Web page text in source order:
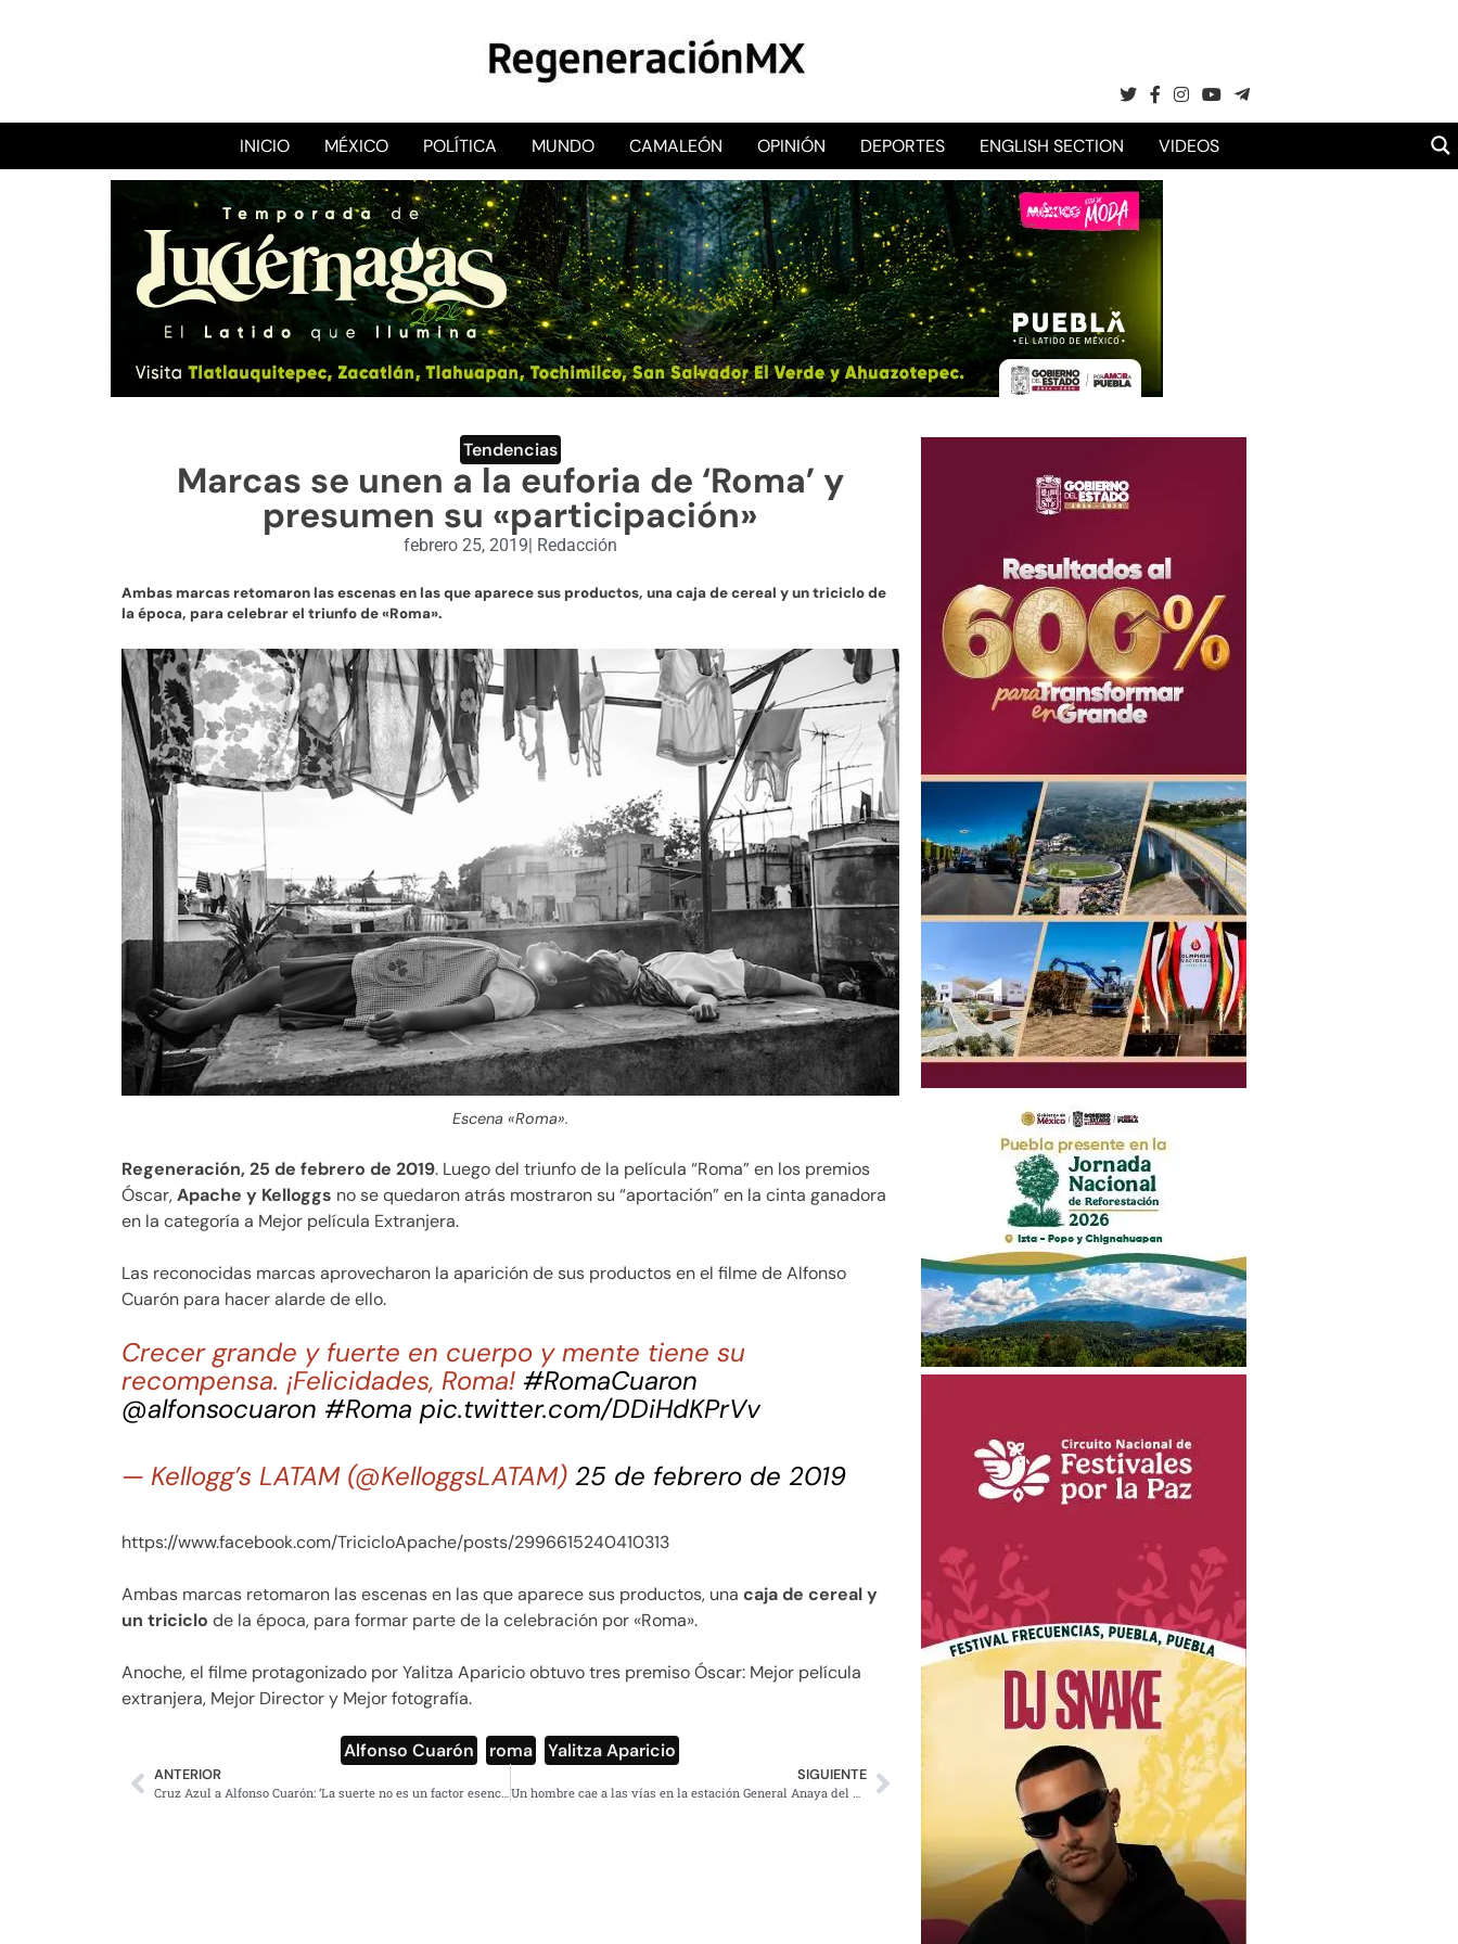
RegeneraciónMX
Sitio de noticias libre e independiente
INICIO MÉXICO POLÍTICA MUNDO CAMALEÓN OPINIÓN DEPORTES ENGLISH SECTION VIDEOS
Tendencias
Marcas se unen a la euforia de ‘Roma’ y
presumen su «participación»
febrero 25, 2019 Redacción
Ambas marcas retomaron las escenas en las que aparece sus productos, una caja de cereal y un triciclo de
la época, para celebrar el triunfo de «Roma».
Escena «Roma».
Regeneración, 25 de febrero de 2019. Luego del triunfo de la película “Roma” en los premios
Óscar,Apache y Kelloggs no se quedaron atrás mostraron su “aportación” en la cinta ganadora
en la categoría a Mejor película Extranjera.
Las reconocidas marcas aprovecharon la aparición de sus productos en el filme de Alfonso
Cuarón para hacer alarde de ello.
Crecer grande y fuerte en cuerpo y mente tiene su
recompensa. ¡Felicidades, Roma! #RomaCuaron
@alfonsocuaron #Roma pic.twitter.com/DDiHdKPrVv
— Kellogg’s LATAM (@KelloggsLATAM) 25 de febrero de 2019
https://www.facebook.com/TricicloApache/posts/2996615240410313
Ambas marcas retomaron las escenas en las que aparece sus productos, una caja de cereal y
un triciclo de la época, para formar parte de la celebración por «Roma».
Anoche, el filme protagonizado por Yalitza Aparicio obtuvo tres premiso Óscar: Mejor película
extranjera, Mejor Director y Mejor fotografía.
Alfonso Cuarón roma Yalitza Aparicio
ANTERIOR
Cruz Azul a Alfonso Cuarón: ‘La suerte no es un factor esencial para conseguir el éxito’
SIGUIENTE
Un hombre cae a las vías en la estación General Anaya del Metro